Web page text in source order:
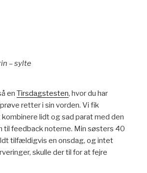
– sylte
en Tirsdagstesten, hvor du har
retter i sin vorden. Vi fik
lidt og sad parat med den
til feedback noterne. Min søsters 40
tilfældigvis en onsdag, og intet
skulle der til for at fejre